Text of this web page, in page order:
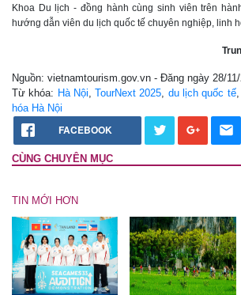
Khoa Du lịch - đồng hành cùng sinh viên trên
hướng dẫn viên du lịch quốc tế chuyên nghiệp, linh
Nguồn: vietnamtourism.gov.vn - Đăng ngày 28/
Từ khóa: Hà Nội,TourNext 2025, du lịch quốc tế,
hóa Hà Nội
FACEBOOK
CÙNG CHUYÊN MỤC
TIN MỚI HƠN